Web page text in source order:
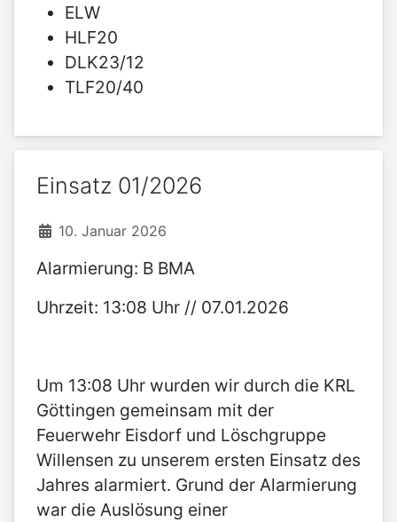
ELW
HLF20
DLK23/12
TLF20/40
Einsatz 01/2026
10. Januar 2026
Alarmierung: B BMA
Uhrzeit: 13:08 Uhr // 07.01.2026
Um 13:08 Uhr wurden wir durch die KRL
Göttingen gemeinsam mit der
Feuerwehr Eisdorf und Löschgruppe
Willensen zu unserem ersten Einsatz des
Jahres alarmiert. Grund der Alarmierung
war die Auslösung einer